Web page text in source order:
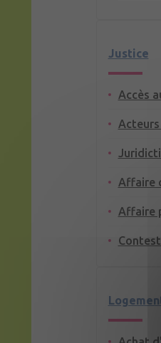
Justice
Accès
Affaire
Affaire